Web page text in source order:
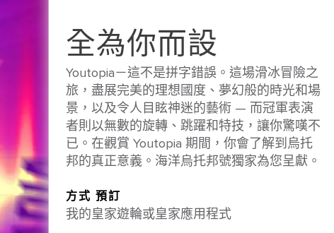
全為你而設
Youtopia－這不是拼字錯誤。這場滑冰冒險之
旅，盡展完美的理想國度、夢幻般的時光和場
景，以及令人目眩神迷的藝術 — 而冠軍表演
者則以無數的旋轉、跳躍和特技，讓你驚嘆不
已。在觀賞 Youtopia 期間，你會了解到烏托
邦的真正意義。海洋烏托邦號獨家為您呈獻。
方式 預訂
我的皇家遊輪或皇家應用程式